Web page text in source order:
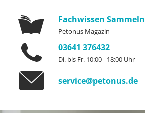
Fachwissen Sammeln
Petonus Magazin
03641 376432
Di. bis Fr. 10:00 - 18:00 Uhr
service@petonus.de